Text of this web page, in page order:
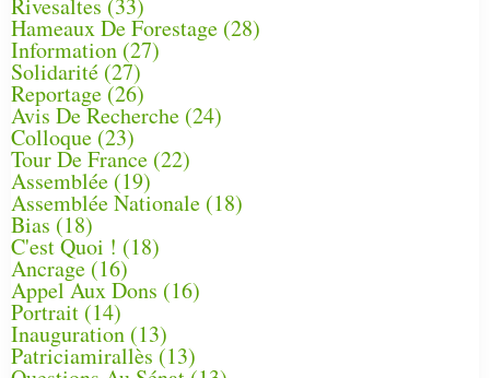
Rivesaltes (33)
Hameaux De Forestage (28)
Information (27)
Solidarité (27)
Reportage (26)
Avis De Recherche (24)
Colloque (23)
Tour De France (22)
Assemblée (19)
Assemblée Nationale (18)
Bias (18)
C'est Quoi ! (18)
Ancrage (16)
Appel Aux Dons (16)
Portrait (14)
Inauguration (13)
Patriciamirallès (13)